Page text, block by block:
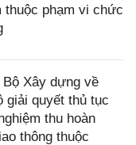
thuộc phạm vi chức
Xây dựng về
giải quyết thủ tục
thu hoàn
thông thuộc